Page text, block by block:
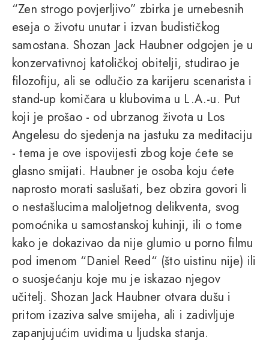
“Zen strogo povjerljivo” zbirka je urnebesnih
eseja o životu unutar i izvan budističkog
samostana. Shozan Jack Haubner odgojen je u
konzervativnoj katoličkoj obitelji, studirao je
filozofiju, ali se odlučio za karijeru scenarista i
stand-up komičara u klubovima u L.A.-u. Put
koji je prošao - od ubrzanog života u Los
Angelesu do sjedenja na jastuku za meditaciju
- tema je ove ispovijesti zbog koje ćete se
glasno smijati. Haubner je osoba koju ćete
naprosto morati saslušati, bez obzira govori li
o nestašlucima maloljetnog delikventa, svog
pomoćnika u samostanskoj kuhinji, ili o tome
kako je dokazivao da nije glumio u porno filmu
pod imenom “Daniel Reed“ (što uistinu nije) ili
o suosjećanju koje mu je iskazao njegov
učitelj. Shozan Jack Haubner otvara dušu i
pritom izaziva salve smijeha, ali i zadivljuje
zapanjujućim uvidima u ljudska stanja.